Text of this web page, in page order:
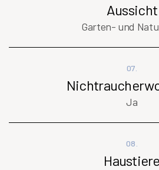
Aussicht
Garten- und
07.
Ja
08.
Haustiere